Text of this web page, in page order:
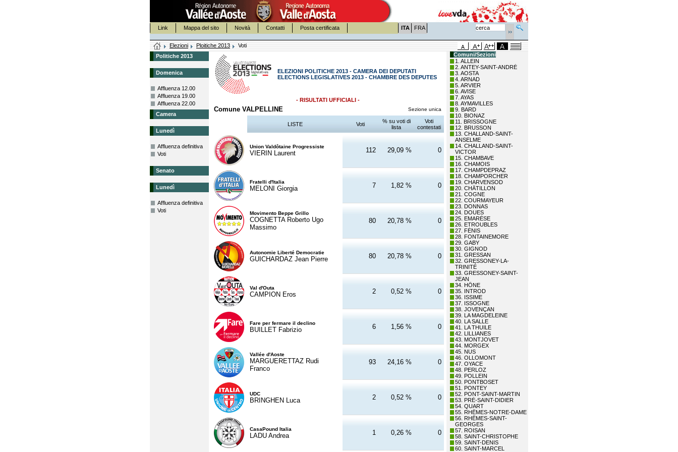
Link Mappa del sito Novità Contatti Posta certificata ITA FRA
Elezioni Ploitiche 2013
Voti
Politiche 2013
Domenica
Affluenza 12.00
Affluenza 19.00
Affluenza 22.00
Camera
Lunedì
Affluenza definitiva
Voti
Senato
Lunedì
Affluenza definitiva
Voti
ELEZIONI POLITICHE 2013 - CAMERA DEI DEPUTATI
ELECTIONS LEGISLATIVES 2013 - CHAMBRE DES DEPUTES
- RISULTATI UFFICIALI -
Comune VALPELLINE Sezione unica
LISTE Voti
% su voti di
lista
Voti
contestati
Union Valdôtaine Progressiste
VIERIN Laurent 112 29,09 % 0
Fratelli d'Italia
MELONI Giorgia 7 1,82 % 0
Movimento Beppe Grillo
COGNETTA Roberto Ugo
Massimo
80 20,78 % 0
Autonomie Liberté Democratie
GUICHARDAZ Jean Pierre 80 20,78 % 0
Val d'Outa
CAMPION Eros 2 0,52 % 0
Fare per fermare il declino
BUILLET Fabrizio 6 1,56 % 0
Vallée d'Aoste
MARGUERETTAZ Rudi
Franco
93 24,16 % 0
UDC
BRINGHEN Luca 2 0,52 % 0
CasaPound Italia
LADU Andrea 1 0,26 % 0
Comuni/Sezioni
1. ALLEIN
2. ANTEY-SAINT-ANDRÉ
3. AOSTA
4. ARNAD
5. ARVIER
6. AVISE
7. AYAS
8. AYMAVILLES
9. BARD
10. BIONAZ
11. BRISSOGNE
12. BRUSSON
13. CHALLAND-SAINT-
ANSELME
14. CHALLAND-SAINT-
VICTOR
15. CHAMBAVE
16. CHAMOIS
17. CHAMPDEPRAZ
18. CHAMPORCHER
19. CHARVENSOD
20. CHÂTILLON
21. COGNE
22. COURMAYEUR
23. DONNAS
24. DOUES
25. EMARÈSE
26. ETROUBLES
27. FÉNIS
28. FONTAINEMORE
29. GABY
30. GIGNOD
31. GRESSAN
32. GRESSONEY-LA-
TRINITÉ
33. GRESSONEY-SAINT-
JEAN
34. HÔNE
35. INTROD
36. ISSIME
37. ISSOGNE
38. JOVENÇAN
39. LA MAGDELEINE
40. LA SALLE
41. LA THUILE
42. LILLIANES
43. MONTJOVET
44. MORGEX
45. NUS
46. OLLOMONT
47. OYACE
48. PERLOZ
49. POLLEIN
50. PONTBOSET
51. PONTEY
52. PONT-SAINT-MARTIN
53. PRÉ-SAINT-DIDIER
54. QUART
55. RHÊMES-NOTRE-DAME
56. RHÊMES-SAINT-
GEORGES
57. ROISAN
58. SAINT-CHRISTOPHE
59. SAINT-DENIS
60. SAINT-MARCEL